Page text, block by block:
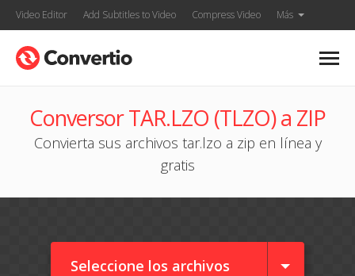
Video Editor Add Subtitles to Video Compress Video Más
Conversor TAR.LZO (TLZO) a ZIP
Convierta sus archivos tar.lzo a zip en línea y
gratis
Seleccione los archivos